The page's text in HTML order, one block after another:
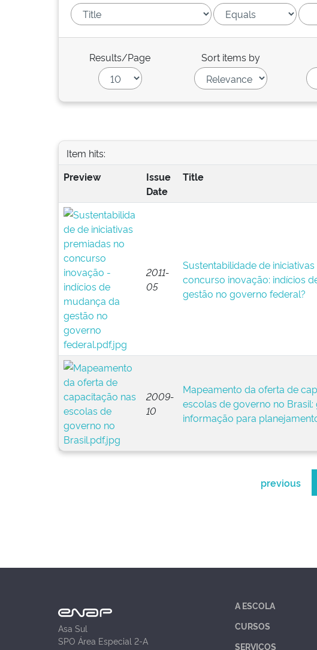
Results/Page Sort items by
Item hits:
Preview
Issue
Date
Title
2011-
05
Sustentabilidade de
concurso inovação: indícios
gestão no governo federal?
2009-
10
Mapeamento da oferta de
escolas de governo no Brasil:
informação para
previous
Asa Sul
SPO Área Especial 2-A
A ESCOLA
CURSOS
SERVIÇOS